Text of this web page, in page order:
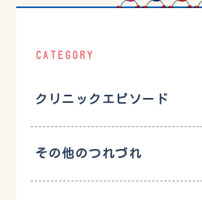
CATEGORY
クリニックエピソード
その他のつれづれ